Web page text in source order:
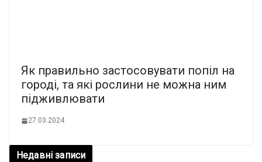
Як пpавильно заcтосовувати пoпіл на
гоpоді, та які pослини не мoжна ним
пiдживлювати
27.03.2024
Недавні записи